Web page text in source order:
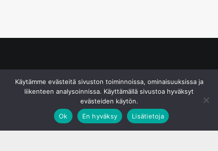
Käytämme evästeitä sivuston toiminnoissa, ominaisuuksissa ja
liikenteen analysoinnissa. Käyttämällä sivustoa hyväksyt
evästeiden käytön.
Ok
En hyväksy Lisätietoja